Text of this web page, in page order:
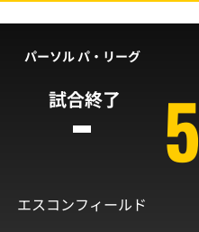
パーソル パ・リーグ
試合終了 5
エスコンフィールド